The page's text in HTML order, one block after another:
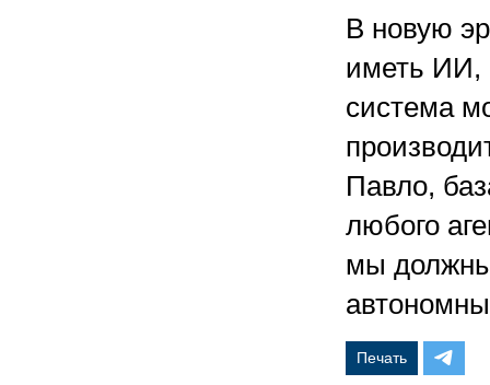
В новую
иметь ИИ,
система
Павло,
любого
мы
Печать